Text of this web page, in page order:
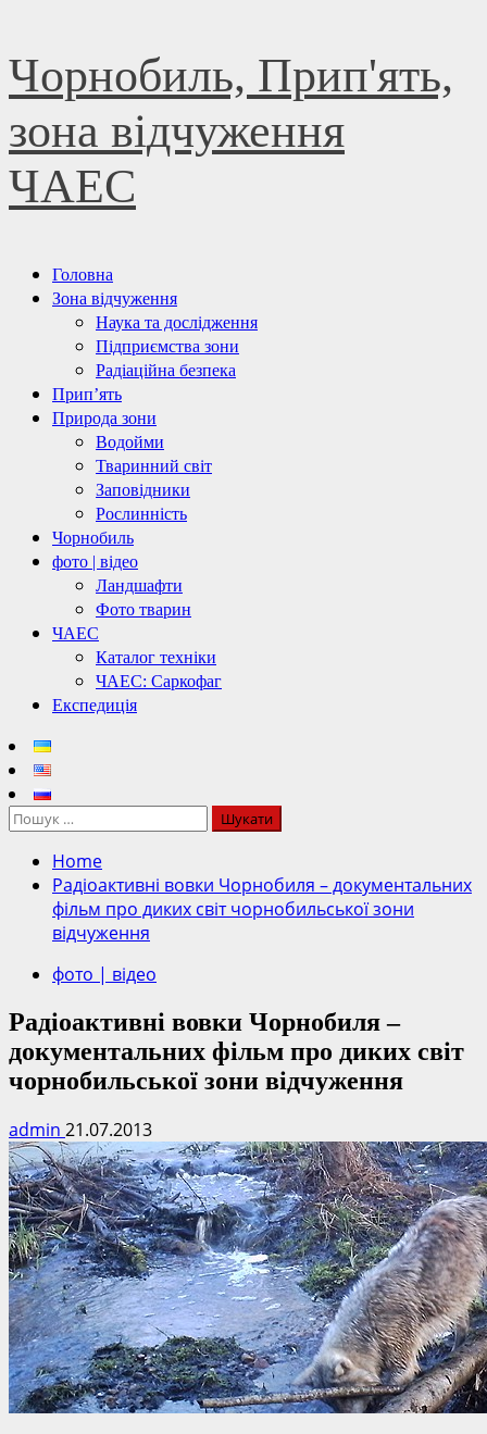
Skip
to
content
Чорнобиль, Прип'ять,
зона відчуження
ЧАЕС
Primary
Menu
Головна
Зона відчуження
Наука та дослідження
Підприємства зони
Радіаційна безпека
Прип’ять
Природа зони
Водойми
Тваринний світ
Заповідники
Рослинність
Чорнобиль
фото | відео
Ландшафти
Фото тварин
ЧАЕС
Каталог техніки
ЧАЕС: Саркофаг
Експедиція
Пошук:
Home
Радіоактивні вовки Чорнобиля – документальних
фільм про диких світ чорнобильської зони
відчуження
фото | відео
Радіоактивні вовки Чорнобиля –
документальних фільм про диких світ
чорнобильської зони відчуження
admin 21.07.2013